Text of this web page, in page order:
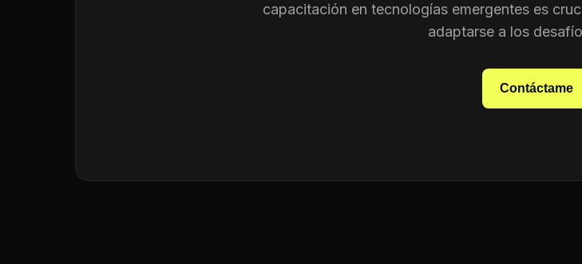
capacitación en tecnologías emergentes es
adaptarse a los
Contáctame